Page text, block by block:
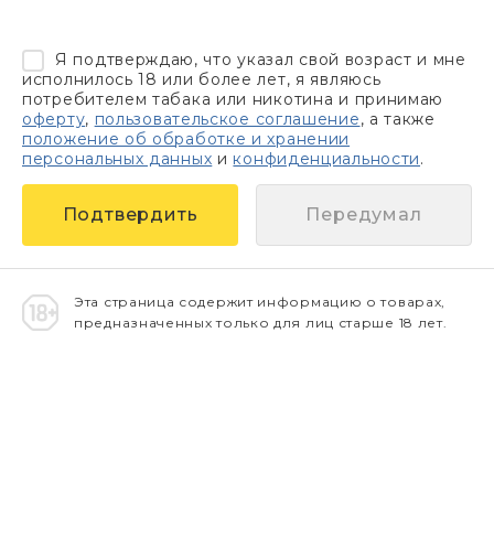
Я подтверждаю, что указал свой возраст и мне
исполнилось 18 или более лет, я являюсь
потребителем табака или никотина и принимаю
оферту, пользовательское соглашение, а также
положение об обработке и хранении
персональных данных и конфиденциальности.
Передумал
Эта страница содержит информацию о товарах,
предназначенных только для лиц старше 18 лет.